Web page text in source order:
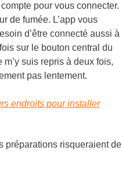
pour vous connecter.
de fumée. L’app vous
d’être connecté aussi à
sur le bouton central du
suis repris à deux fois,
pas lentement.
endroits pour installer
préparations risqueraient de